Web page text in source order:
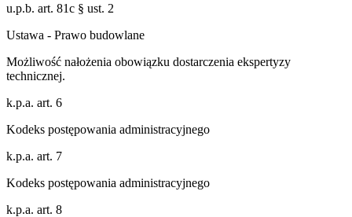
u.p.b. art. 81c § ust. 2
Ustawa - Prawo budowlane
Możliwość nałożenia obowiązku dostarczenia ekspertyzy
technicznej.
k.p.a. art. 6
Kodeks postępowania administracyjnego
k.p.a. art. 7
Kodeks postępowania administracyjnego
k.p.a. art. 8